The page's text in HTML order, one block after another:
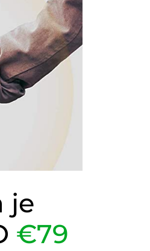
je
€79